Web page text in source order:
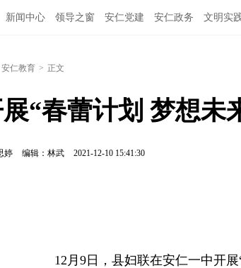
新闻中心 领导之窗 安仁党建 安仁政务 文明实
安仁教育 > 正文
“春蕾计划 梦想未
婷 编辑：林武 2021-12-10 15:41:30
12月9日，县妇联在安仁一中开